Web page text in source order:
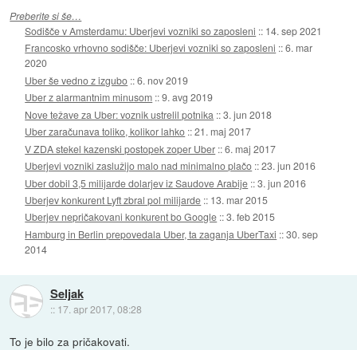
Preberite si še…
Sodišče v Amsterdamu: Uberjevi vozniki so zaposleni :: 14. sep 2021
Francosko vrhovno sodišče: Uberjevi vozniki so zaposleni ::6. mar
2020
Uber še vedno z izgubo ::6. nov 2019
Uber z alarmantnim minusom ::9. avg 2019
Nove težave za Uber: voznik ustrelil potnika ::3. jun 2018
Uber zaračunava toliko, kolikor lahko ::21. maj 2017
V ZDA stekel kazenski postopek zoper Uber ::6. maj 2017
Uberjevi vozniki zaslužijo malo nad minimalno plačo ::23. jun 2016
Uber dobil 3,5 milijarde dolarjev iz Saudove Arabije ::3. jun 2016
Uberjev konkurent Lyft zbral pol milijarde :: 13. mar 2015
Uberjev nepričakovani konkurent bo Google ::3. feb 2015
Hamburg in Berlin prepovedala Uber, ta zaganja UberTaxi ::30. sep
2014
Seljak
:: 17. apr 2017, 08:28
To je bilo za pričakovati.